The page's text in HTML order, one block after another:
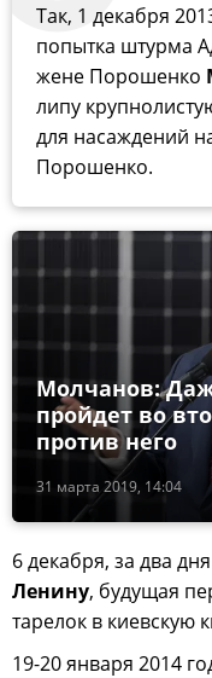
Так, 1 декабря
попытка штурма
жене Порошенко
липу
для насаждений
Порошенко.
31 марта 2019, 14:04
Молчанов:
пройдет во
против него
6 декабря, за два
Ленину, будущая
тарелок в киевскую
19-20 января 2014